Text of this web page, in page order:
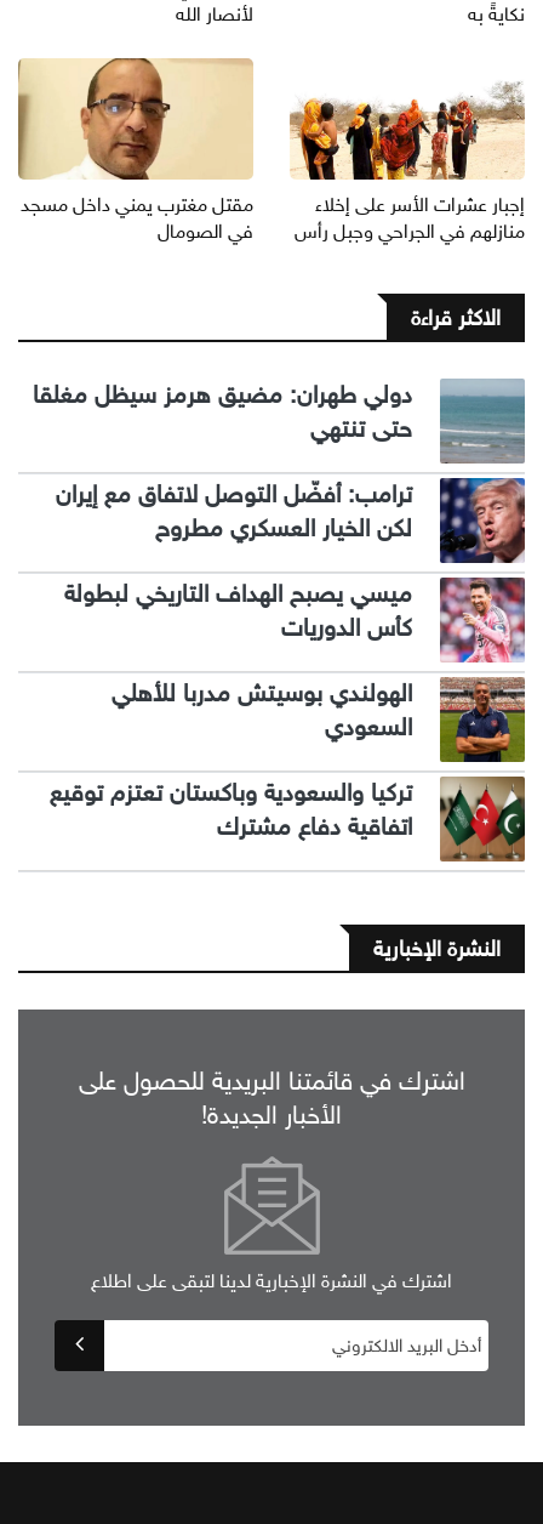
نكايةً به لأنصار الله
إجبار عشرات الأسر على إخلاء
منازلهم في الجراحي وجبل رأس
مقتل مغترب يمني داخل مسجد
في الصومال
الاكثر قراءة
دولي طهران: مضيق هرمز سيظل مغلقا
حتى تنتهي
ترامب: أفضّل التوصل لاتفاق مع إيران
لكن الخيار العسكري مطروح
ميسي يصبح الهداف التاريخي لبطولة
كأس الدوريات
الهولندي بوسيتش مدربا للأهلي
السعودي
تركيا والسعودية وباكستان تعتزم توقيع
اتفاقية دفاع مشترك
النشرة الإخبارية
اشترك في قائمتنا البريدية للحصول على
الأخبار الجديدة!
اشترك في النشرة الإخبارية لدينا لتبقى على اطلاع